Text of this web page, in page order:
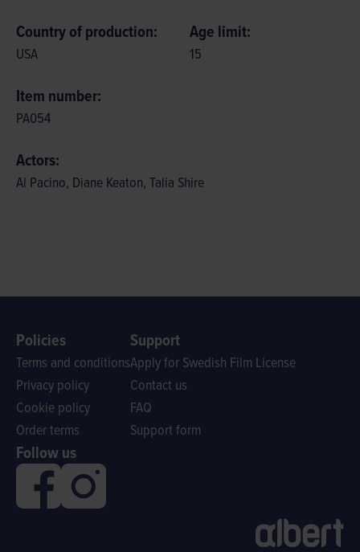
Country of production:
USA
Age limit:
15
Item number:
PA054
Actors:
Al Pacino, Diane Keaton, Talia Shire
Policies
Terms and conditions
Privacy policy
Cookie policy
Order terms
Support
Apply for Swedish Film License
Contact us
FAQ
Support form
Follow us